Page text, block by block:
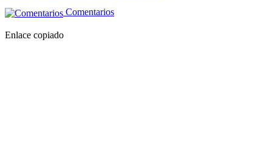
Comentarios
Enlace copiado